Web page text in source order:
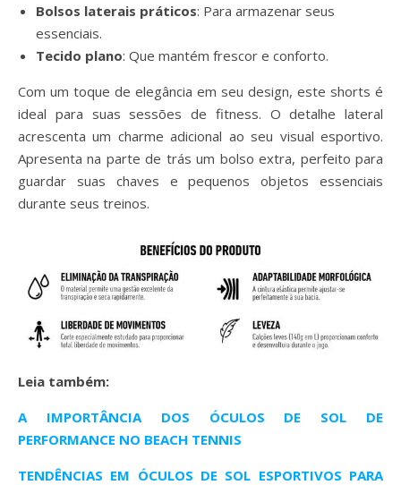
Bolsos laterais práticos: Para armazenar seus
essenciais.
Tecido plano: Que mantém frescor e conforto.
Com um toque de elegância em seu design, este shorts é
ideal para suas sessões de fitness. O detalhe lateral
acrescenta um charme adicional ao seu visual esportivo.
Apresenta na parte de trás um bolso extra, perfeito para
guardar suas chaves e pequenos objetos essenciais
durante seus treinos.
Leia também:
A IMPORTÂNCIA DOS ÓCULOS DE SOL DE
PERFORMANCE NO BEACH TENNIS
TENDÊNCIAS EM ÓCULOS DE SOL ESPORTIVOS PARA